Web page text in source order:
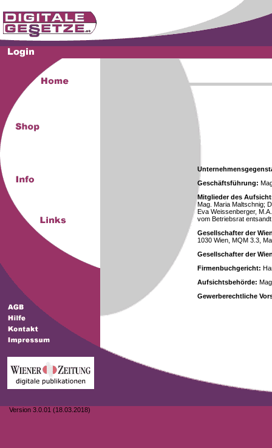
Version 3.0.01 (18.03.2018)
Geschäftsführung:
Mitglieder des
Mag. Maria Maltschnig;
Eva Weissenberger,
vom Betriebsrat
Gesellschafter der
1030 Wien, MQM 3.3,
Gesellschafter der
Firmenbuchgericht:
Aufsichtsbehörde:
Gewerberechtliche